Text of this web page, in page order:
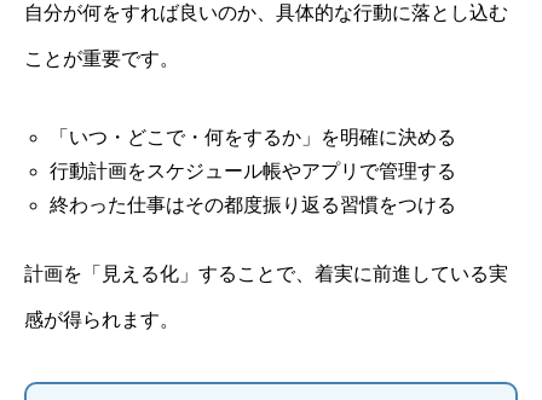
自分が何をすれば良いのか、具体的な行動に落とし込む
ことが重要です。
「いつ・どこで・何をするか」を明確に決める
行動計画をスケジュール帳やアプリで管理する
終わった仕事はその都度振り返る習慣をつける
計画を「見える化」することで、着実に前進している実
感が得られます。